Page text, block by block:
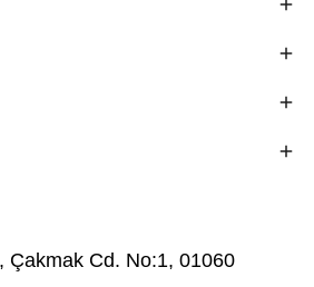
Çakmak Cd. No:1, 01060